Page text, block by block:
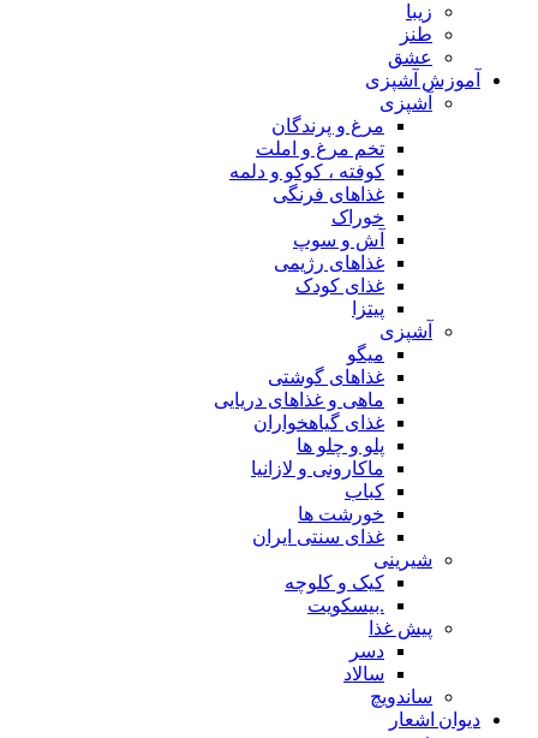
زیبا
طنز
عشق
آموزش آشپزی
آشپزی
مرغ و پرندگان
تخم مرغ و املت
کوفته ، کوکو و دلمه
غذاهای فرنگی
خوراک
آش و سوپ
غذاهای رژیمی
غذای کودک
پیتزا
آشپزی
میگو
غذاهای گوشتی
ماهی و غذاهای دریایی
غذای گیاهخواران
پلو و چلو ها
ماکارونی و لازانیا
کباب
خورشت ها
غذای سنتی ایران
شیرینی
کیک و کلوچه
.بیسکویت
پیش غذا
دسر
سالاد
ساندویچ
دیوان اشعار